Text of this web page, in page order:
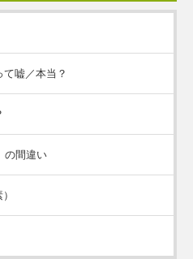
嘘／本当？
の間違い